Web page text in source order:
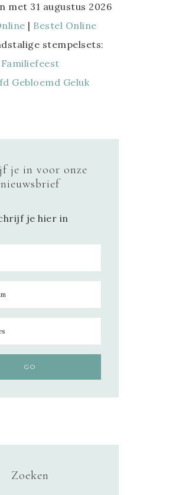
met 31 augustus 2026
| Bestel Online
stempelsets:
Familiefeest
Gebloemd Geluk
je in voor onze
nieuwsbrief
je hier in
Zoeken